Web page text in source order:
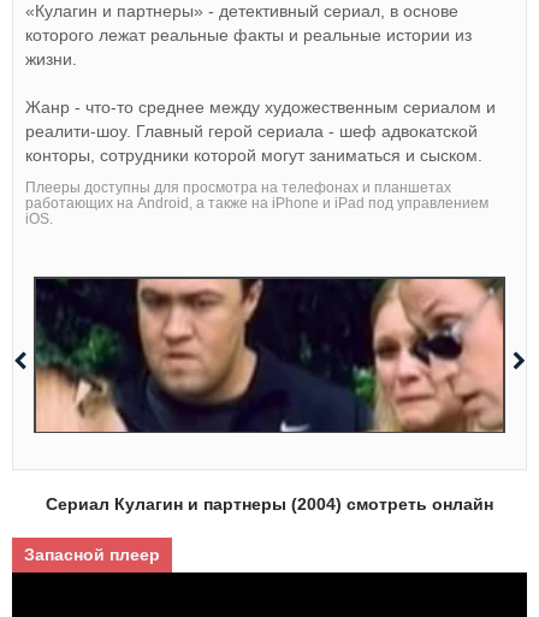
«Кулагин и партнеры» - детективный сериал, в основе
которого лежат реальные факты и реальные истории из
жизни.
Жанр - что-то среднее между художественным сериалом и
реалити-шоу. Главный герой сериала - шеф адвокатской
конторы, сотрудники которой могут заниматься и сыском.
Плееры доступны для просмотра на телефонах и планшетах
работающих на Android, а также на iPhone и iPad под управлением
iOS.
Сериал Кулагин и партнеры (2004) смотреть онлайн
Запасной плеер